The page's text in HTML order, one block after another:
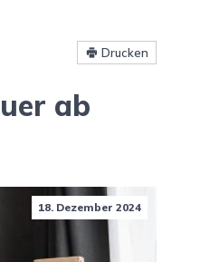
Drucken
ab
18. Dezember 2024